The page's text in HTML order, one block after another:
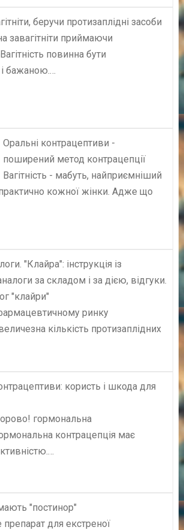
беручи протизаплідні засоби
завагітніти приймаючи
повинна бути
бажаною.…
Оральні контрацептиви -
поширений метод контрацепції
Вагітність - мабуть, найприємніший
практично кожної жінки. Адже що
"Клайра": інструкція із
за складом і за дією, відгуки.
"клайри"
ринку
кількість протизаплідних
користь і шкода для
гормональна
контрацепція має
"постинор"
для екстреної